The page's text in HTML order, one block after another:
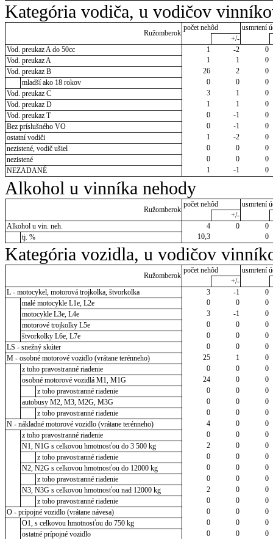
Kategória vodiča, u vodičov
Ružomberok
počet nehôd
usmrtení
+/-
Vod. preukaz A do 50cc
1 -2
0
Vod. preukaz A
1 1
0
Vod. preukaz B
26 2
0
mladší ako 18 rokov
0 0
0
Vod. preukaz C
3 1
0
Vod. preukaz D
1 1
0
Vod. preukaz T
0 -1
0
Bez príslušného VO
0 -1
0
ostatní vodiči
1 -2
0
nezistené, vodič ušiel
0 0
0
nezistené
0 0
0
NEZADANÉ
1 -1 0
Alkohol u vinníka nehody
Ružomberok
počet nehôd
usmrtení
+/-
Alkohol u vin. neh.
4 0
0
tj. %
10,3 0
Kategória vozidla, u vodičov
Ružomberok
počet nehôd
usmrtení
+/-
L - motocykel, motorová trojkolka, štvorkolka
3 -1
0
malé motocykle L1e, L2e
0 0
0
motocykle L3e, L4e
3 -1
0
motorové trojkolky L5e
0 0
0
štvorkolky L6e, L7e
0 0
0
LS - snežný skúter
0 0
0
M - osobné motorové vozidlo (vrátane terénneho)
25 1
0
z toho pravostranné riadenie
0 0
0
osobné motorové vozidlá M1, M1G
24 0
0
z toho pravostranné riadenie
0 0
0
autobusy M2, M3, M2G, M3G
0 0
0
z toho pravostranné riadenie
0 0
0
N - nákladné motorové vozidlo (vrátane terénneho)
4 0
0
z toho pravostranné riadenie
0 0
0
N1, N1G s celkovou hmotnosťou do 3 500 kg
2 0
0
z toho pravostranné riadenie
0 0
0
N2, N2G s celkovou hmotnosťou do 12000 kg
0 0
0
z toho pravostranné riadenie
0 0
0
N3, N3G s celkovou hmotnosťou nad 12000 kg
2 0
0
z toho pravostranné riadenie
0 0
0
O - prípojné vozidlo (vrátane návesa)
0 0
0
O1, s celkovou hmotnosťou do 750 kg
0 0
0
ostatné prípojné vozidlo
0 0
0